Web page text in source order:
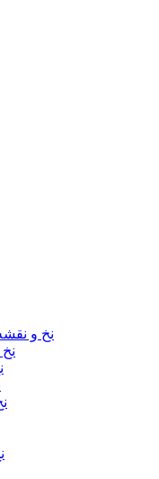
نخ و